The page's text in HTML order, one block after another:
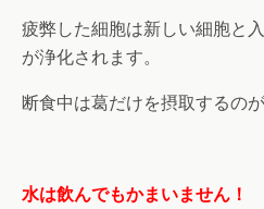
疲弊した細胞は新しい細胞と
が浄化されます。
断食中は葛だけを摂取するのが
水は飲んでもかまいません！